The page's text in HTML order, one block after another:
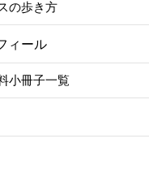
の歩き方
ィール
小冊子一覧